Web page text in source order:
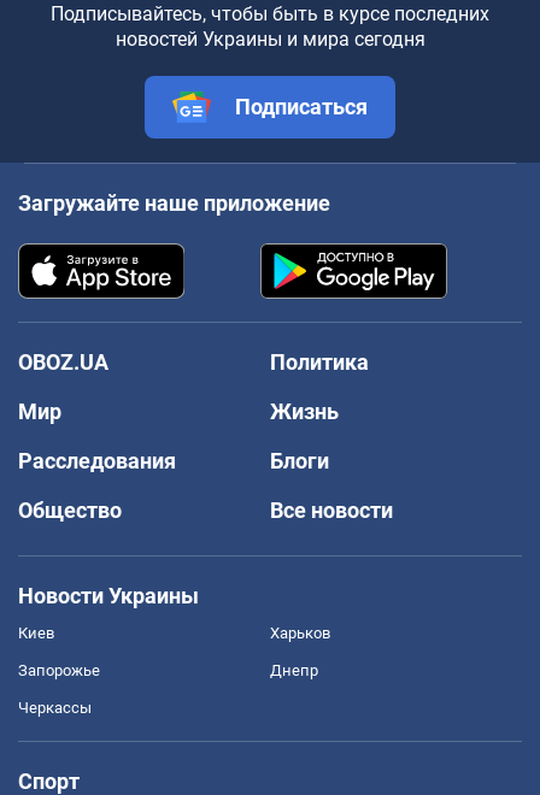
Подписывайтесь, чтобы быть в курсе последних
новостей Украины и мира сегодня
Подписаться
Загружайте наше приложение
OBOZ.UA
Политика
Мир
Жизнь
Расследования
Блоги
Общество
Все новости
Новости Украины
Киев Харьков
Запорожье Днепр
Черкассы
Спорт